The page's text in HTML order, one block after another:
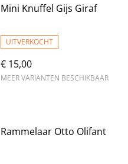
Mini Knuffel Gijs Giraf
UITVERKOCHT
€ 15,00
MEER VARIANTEN BESCHIKBAAR
Rammelaar Otto Olifant